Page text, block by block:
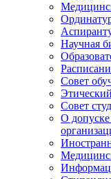
Научная
Совет
Совет
О допуске